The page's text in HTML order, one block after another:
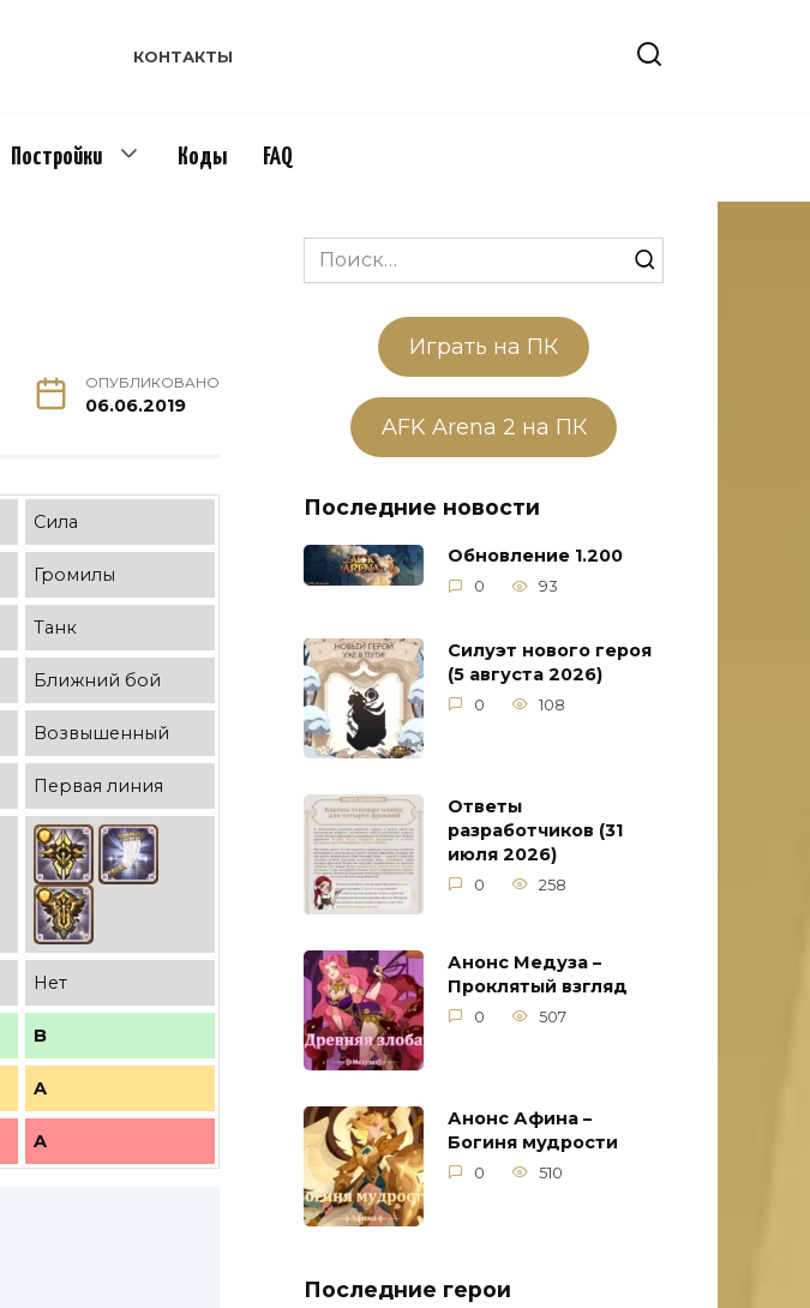
КОНТАКТЫ
Постройки Коды FAQ
ОПУБЛИКОВАНО
06.06.2019
Сила
Громилы
Танк
Ближний бой
Возвышенный
Первая линия
Нет
B
A
A
Search
for:
Играть на ПК
AFK Arena 2 на ПК
Последние новости
Обновление 1.200
0 93
Силуэт нового героя
(5 августа 2026)
0 108
Ответы
разработчиков (31
июля 2026)
0 258
Анонс Медуза –
Проклятый взгляд
0 507
Анонс Афина –
Богиня мудрости
0 510
Последние герои